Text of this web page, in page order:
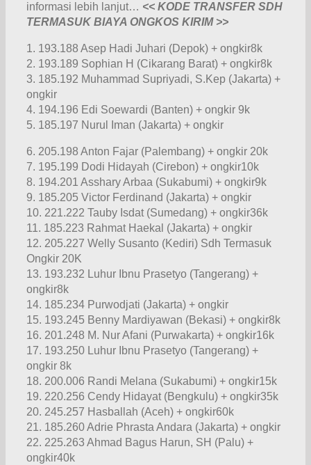
informasi lebih lanjut… << KODE TRANSFER SDH
TERMASUK BIAYA ONGKOS KIRIM >>
1. 193.188 Asep Hadi Juhari (Depok) + ongkir8k
2. 193.189 Sophian H (Cikarang Barat) + ongkir8k
3. 185.192 Muhammad Supriyadi, S.Kep (Jakarta) +
ongkir
4. 194.196 Edi Soewardi (Banten) + ongkir 9k
5. 185.197 Nurul Iman (Jakarta) + ongkir
6. 205.198 Anton Fajar (Palembang) + ongkir 20k
7. 195.199 Dodi Hidayah (Cirebon) + ongkir10k
8. 194.201 Asshary Arbaa (Sukabumi) + ongkir9k
9. 185.205 Victor Ferdinand (Jakarta) + ongkir
10. 221.222 Tauby Isdat (Sumedang) + ongkir36k
11. 185.223 Rahmat Haekal (Jakarta) + ongkir
12. 205.227 Welly Susanto (Kediri) Sdh Termasuk
Ongkir 20K
13. 193.232 Luhur Ibnu Prasetyo (Tangerang) +
ongkir8k
14. 185.234 Purwodjati (Jakarta) + ongkir
15. 193.245 Benny Mardiyawan (Bekasi) + ongkir8k
16. 201.248 M. Nur Afani (Purwakarta) + ongkir16k
17. 193.250 Luhur Ibnu Prasetyo (Tangerang) +
ongkir 8k
18. 200.006 Randi Melana (Sukabumi) + ongkir15k
19. 220.256 Cendy Hidayat (Bengkulu) + ongkir35k
20. 245.257 Hasballah (Aceh) + ongkir60k
21. 185.260 Adrie Phrasta Andara (Jakarta) + ongkir
22. 225.263 Ahmad Bagus Harun, SH (Palu) +
ongkir40k